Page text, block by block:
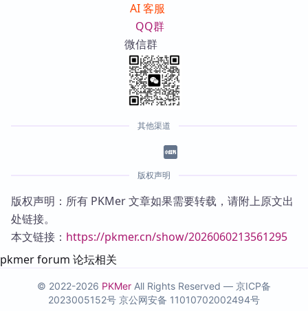
AI 客服
QQ群
微信群
其他渠道
版权声明
版权声明：所有 PKMer 文章如果需要转载，请附上原文出
处链接。
本文链接： https://pkmer.cn/show/2026060213561295
pkmer forum 论坛相关
© 2022-2026 PKMer All Rights Reserved — 京ICP备
2023005152号 京公网安备 11010702002494号